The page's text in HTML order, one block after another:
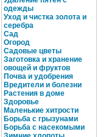
одежды
Уход и чистка золота и
серебра
Сад
Огород
Садовые цветы
Заготовка и хранение
овощей и фруктов
Почва и удобрения
Вредители и болезни
Растения в доме
Здоровье
Маленькие хитрости
Борьба с грызунами
Борьба с насекомыми